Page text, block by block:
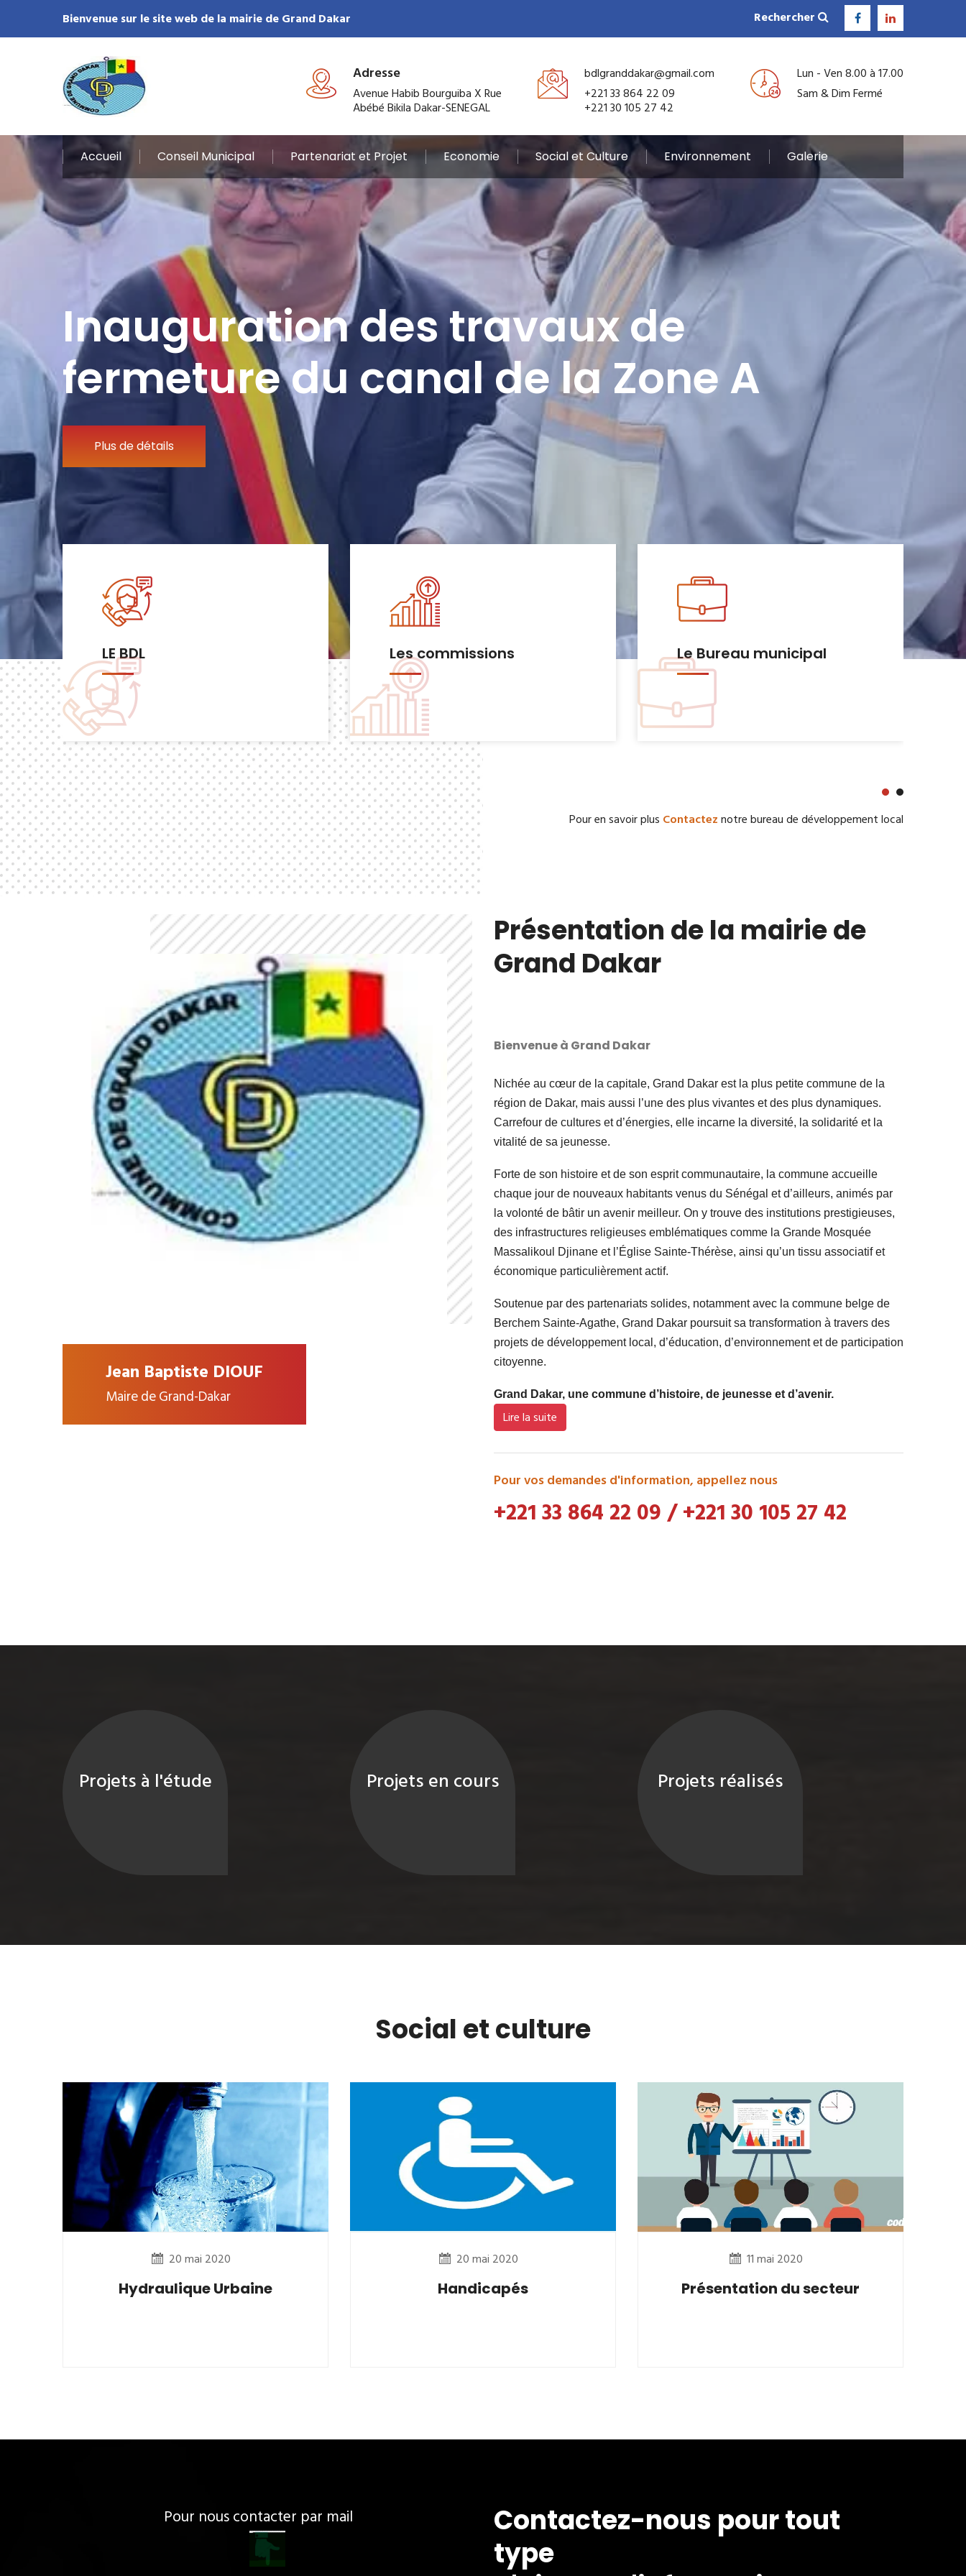
Bienvenue sur le site web de la mairie de Grand Dakar Rechercher
Adresse
Avenue Habib Bourguiba X Rue
Abébé Bikila Dakar-SENEGAL
bdlgranddakar@gmail.com
+221 33 864 22 09
+221 30 105 27 42
Lun - Ven 8.00 à 17.00
Sam & Dim Fermé
Accueil Conseil Municipal Partenariat et Projet Economie Social et Culture Environnement Galerie
Inauguration des travaux de
fermeture du canal de la Zone A
Plus de détails
Les commissions Le Bureau municipal Urbanisme et Habitat
Pour en savoir plus Contacteznotre bureau de développement local
Jean Baptiste DIOUF
Maire de Grand-Dakar
Présentation de la mairie de
Grand Dakar
Bienvenue à Grand Dakar
Nichée au cœur de la capitale, Grand Dakar est la plus petite commune de la
région de Dakar, mais aussi l’une des plus vivantes et des plus dynamiques.
Carrefour de cultures et d’énergies, elle incarne la diversité, la solidarité et la
vitalité de sa jeunesse.
Forte de son histoire et de son esprit communautaire, la commune accueille
chaque jour de nouveaux habitants venus du Sénégal et d’ailleurs, animés par
la volonté de bâtir un avenir meilleur. On y trouve des institutions prestigieuses,
des infrastructures religieuses emblématiques comme la Grande Mosquée
Massalikoul Djinane et l’Église Sainte-Thérèse, ainsi qu’un tissu associatif et
économique particulièrement actif.
Soutenue par des partenariats solides, notamment avec la commune belge de
Berchem Sainte-Agathe, Grand Dakar poursuit sa transformation à travers des
projets de développement local, d’éducation, d’environnement et de participation
citoyenne.
Grand Dakar, une commune d’histoire, de jeunesse et d’avenir.
Lire la suite
Pour vos demandes d'information, appellez nous
+221 33 864 22 09/+221 30 105 27 42
Projets à l'étude Projets en cours Projets réalisés
Social et culture
20 mai 2020
Hydraulique Urbaine
20 mai 2020
Handicapés
11 mai 2020
Présentation du secteur
Pour nous contacter par mail
Contactez-nous pour tout
type